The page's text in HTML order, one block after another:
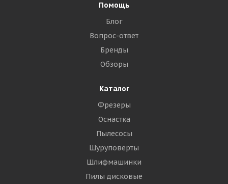
Помощь
Блог
Вопрос-ответ
Бренды
Обзоры
Каталог
Фрезеры
Оснастка
Пылесосы
Шуруповерты
Шлифмашинки
Пилы дисковые